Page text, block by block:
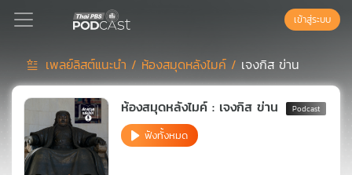
Podcast
เพล
เข้าสู่ระบบ
เพลย์ลิสต์แนะนำ / ห้องสมุดหลังไมค์ / เจงกิส ข่าน
ห้องสมุดหลังไมค์ : เจงกิส ข่าน
ฟังทั้งหมด